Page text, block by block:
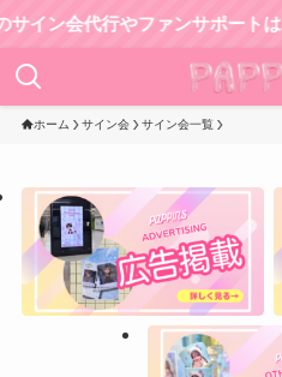
代行やファンサポートはパッピ
ホーム サイン会 サイン会一覧